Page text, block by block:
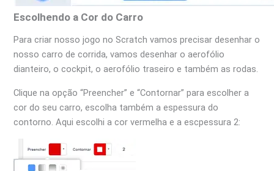
Escolhendo a Cor do Carro
Para criar nosso jogo no Scratch vamos precisar desenhar o
nosso carro de corrida, vamos desenhar o aerofólio
dianteiro, o cockpit, o aerofólio traseiro e também as rodas.
Clique na opção “Preencher” e “Contornar” para escolher a
cor do seu carro, escolha também a espessura do
contorno. Aqui escolhi a cor vermelha e a escpessura 2: